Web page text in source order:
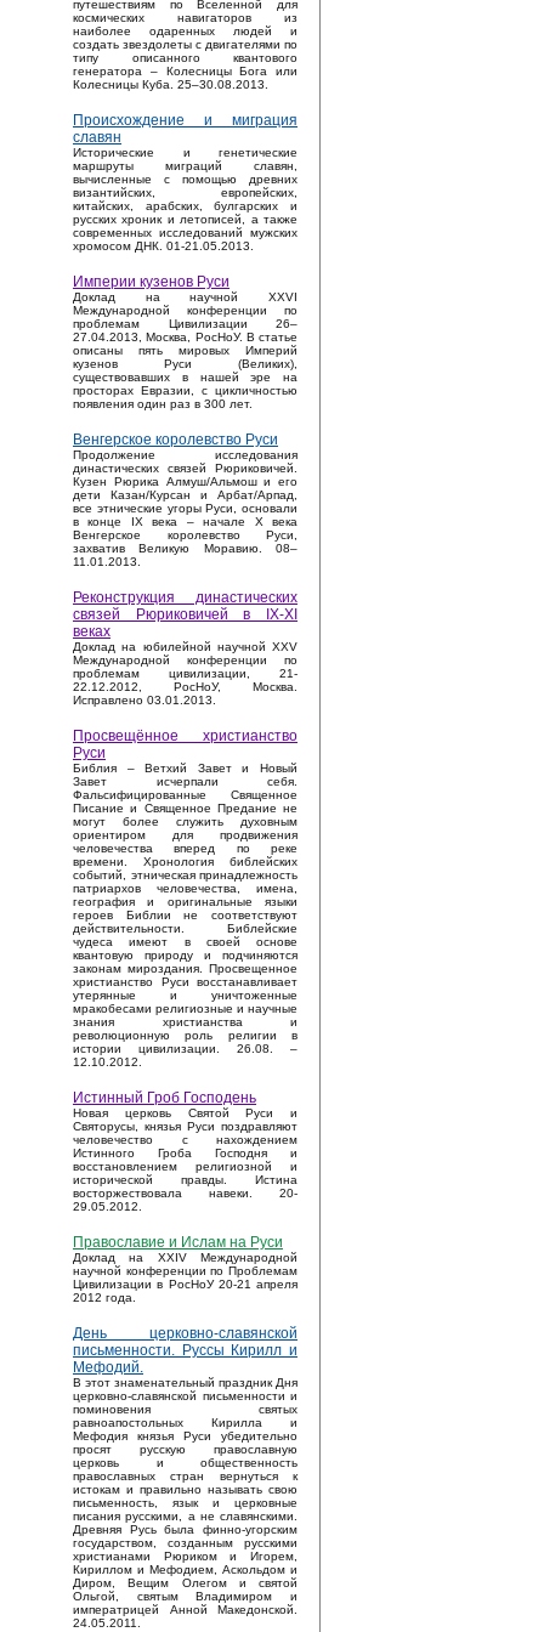
путешествиям по Вселенной для
космических навигаторов из
наиболее одаренных людей и
создать звездолеты с двигателями по
типу описанного квантового
генератора – Колесницы Бога или
Колесницы Куба. 25–30.08.2013.
Происхождение и миграция
славян
Исторические и генетические
маршруты миграций славян,
вычисленные с помощью древних
византийских, европейских,
китайских, арабских, булгарских и
русских хроник и летописей, а также
современных исследований мужских
хромосом ДНК. 01-21.05.2013.
Империи кузенов Руси
Доклад на научной XXVI
Международной конференции по
проблемам Цивилизации 26–
27.04.2013, Москва, РосНоУ. В статье
описаны пять мировых Империй
кузенов Руси (Великих),
существовавших в нашей эре на
просторах Евразии, с цикличностью
появления один раз в 300 лет.
Венгерское королевство Руси
Продолжение исследования
династических связей Рюриковичей.
Кузен Рюрика Алмуш/Альмош и его
дети Казан/Курсан и Арбат/Арпад,
все этнические угоры Руси, основали
в конце IX века – начале X века
Венгерское королевство Руси,
захватив Великую Моравию. 08–
11.01.2013.
Реконструкция династических
связей Рюриковичей в IX-XI
веках
Доклад на юбилейной научной XXV
Международной конференции по
проблемам цивилизации, 21-
22.12.2012, РосНоУ, Москва.
Исправлено 03.01.2013.
Просвещённое христианство
Руси
Библия – Ветхий Завет и Новый
Завет исчерпали себя.
Фальсифицированные Священное
Писание и Священное Предание не
могут более служить духовным
ориентиром для продвижения
человечества вперед по реке
времени. Хронология библейских
событий, этническая принадлежность
патриархов человечества, имена,
география и оригинальные языки
героев Библии не соответствуют
действительности. Библейские
чудеса имеют в своей основе
квантовую природу и подчиняются
законам мироздания. Просвещенное
христианство Руси восстанавливает
утерянные и уничтоженные
мракобесами религиозные и научные
знания христианства и
революционную роль религии в
истории цивилизации. 26.08. –
12.10.2012.
Истинный Гроб Господень
Новая церковь Святой Руси и
Святорусы, князья Руси поздравляют
человечество с нахождением
Истинного Гроба Господня и
восстановлением религиозной и
исторической правды. Истина
восторжествовала навеки. 20-
29.05.2012.
Православие и Ислам на Руси
Доклад на XXIV Международной
научной конференции по Проблемам
Цивилизации в РосНоУ 20-21 апреля
2012 года.
День церковно-славянской
письменности. Руссы Кирилл и
Мефодий.
В этот знаменательный праздник Дня
церковно-славянской письменности и
поминовения святых
равноапостольных Кирилла и
Мефодия князья Руси убедительно
просят русскую православную
церковь и общественность
православных стран вернуться к
истокам и правильно называть свою
письменность, язык и церковные
писания русскими, а не славянскими.
Древняя Русь была финно-угорским
государством, созданным русскими
христианами Рюриком и Игорем,
Кириллом и Мефодием, Аскольдом и
Диром, Вещим Олегом и святой
Ольгой, святым Владимиром и
императрицей Анной Македонской.
24.05.2011.